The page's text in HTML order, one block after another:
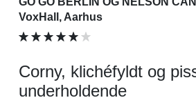
VoxHall, Aarhus
Corny, klichéfyldt og
underholdende